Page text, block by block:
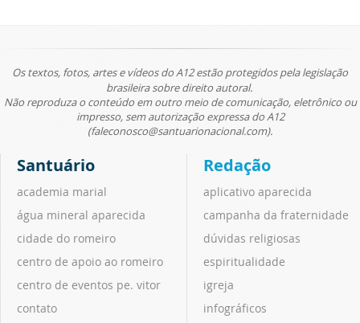
Os textos, fotos, artes e vídeos do A12 estão protegidos pela legislação
brasileira sobre direito autoral.
Não reproduza o conteúdo em outro meio de comunicação, eletrônico ou
impresso, sem autorização expressa do A12
(faleconosco@santuarionacional.com).
Santuário
academia marial
água mineral aparecida
cidade do romeiro
centro de apoio ao romeiro
centro de eventos pe. vitor
contato
Redação
aplicativo aparecida
campanha da fraternidade
dúvidas religiosas
espiritualidade
igreja
infográficos